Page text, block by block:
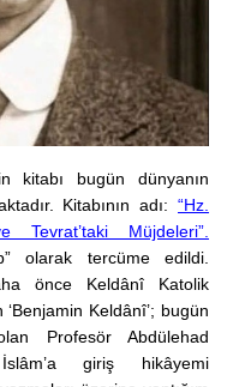
kitabı bugün dünyanın
Kitabının adı: “Hz.
Müjdeleri”.
olarak tercüme edildi.
önce Keldânî Katolik
Keldânî’; bugün
Profesör Abdülehad
giriş hikâyemi